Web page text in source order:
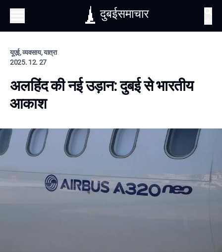
दुबईसमाचार
यूएई, व्यवसाय, यात्रा
2025. 12. 27
अलहिंद की नई उड़ान: दुबई से भारतीय
आकाश